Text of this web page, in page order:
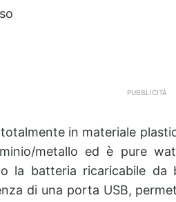
PUBBLICITÀ
in materiale
metallo ed è pure
la batteria ricaricabile
di una porta USB,